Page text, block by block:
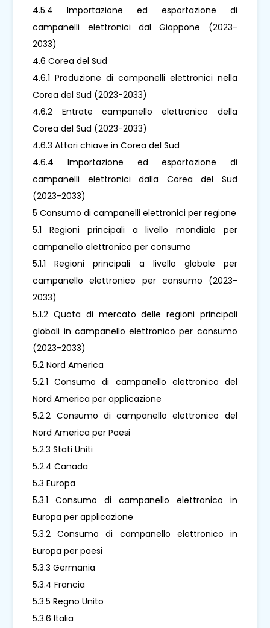
4.5.4 Importazione ed esportazione di
campanelli elettronici dal Giappone (2023-
2033)
4.6 Corea del Sud
4.6.1 Produzione di campanelli elettronici nella
Corea del Sud (2023-2033)
4.6.2 Entrate campanello elettronico della
Corea del Sud (2023-2033)
4.6.3 Attori chiave in Corea del Sud
4.6.4 Importazione ed esportazione di
campanelli elettronici dalla Corea del Sud
(2023-2033)
5 Consumo di campanelli elettronici per regione
5.1 Regioni principali a livello mondiale per
campanello elettronico per consumo
5.1.1 Regioni principali a livello globale per
campanello elettronico per consumo (2023-
2033)
5.1.2 Quota di mercato delle regioni principali
globali in campanello elettronico per consumo
(2023-2033)
5.2 Nord America
5.2.1 Consumo di campanello elettronico del
Nord America per applicazione
5.2.2 Consumo di campanello elettronico del
Nord America per Paesi
5.2.3 Stati Uniti
5.2.4 Canada
5.3 Europa
5.3.1 Consumo di campanello elettronico in
Europa per applicazione
5.3.2 Consumo di campanello elettronico in
Europa per paesi
5.3.3 Germania
5.3.4 Francia
5.3.5 Regno Unito
5.3.6 Italia